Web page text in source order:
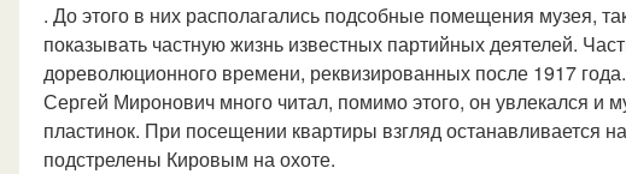
. До этого в них располагались подсобные помещения музея,
показывать частную жизнь известных партийных деятелей.
дореволюционного времени, реквизированных после 1917
Сергей Миронович много читал, помимо этого, он увлекался и
пластинок. При посещении квартиры взгляд останавливается
подстрелены Кировым на охоте.